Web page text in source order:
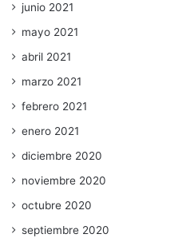
junio 2021
mayo 2021
abril 2021
marzo 2021
febrero 2021
enero 2021
diciembre 2020
noviembre 2020
octubre 2020
septiembre 2020